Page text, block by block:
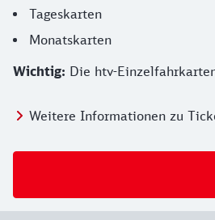
Tageskarten
Monatskarten
Wichtig: Die htv-
Weitere Informationen zu